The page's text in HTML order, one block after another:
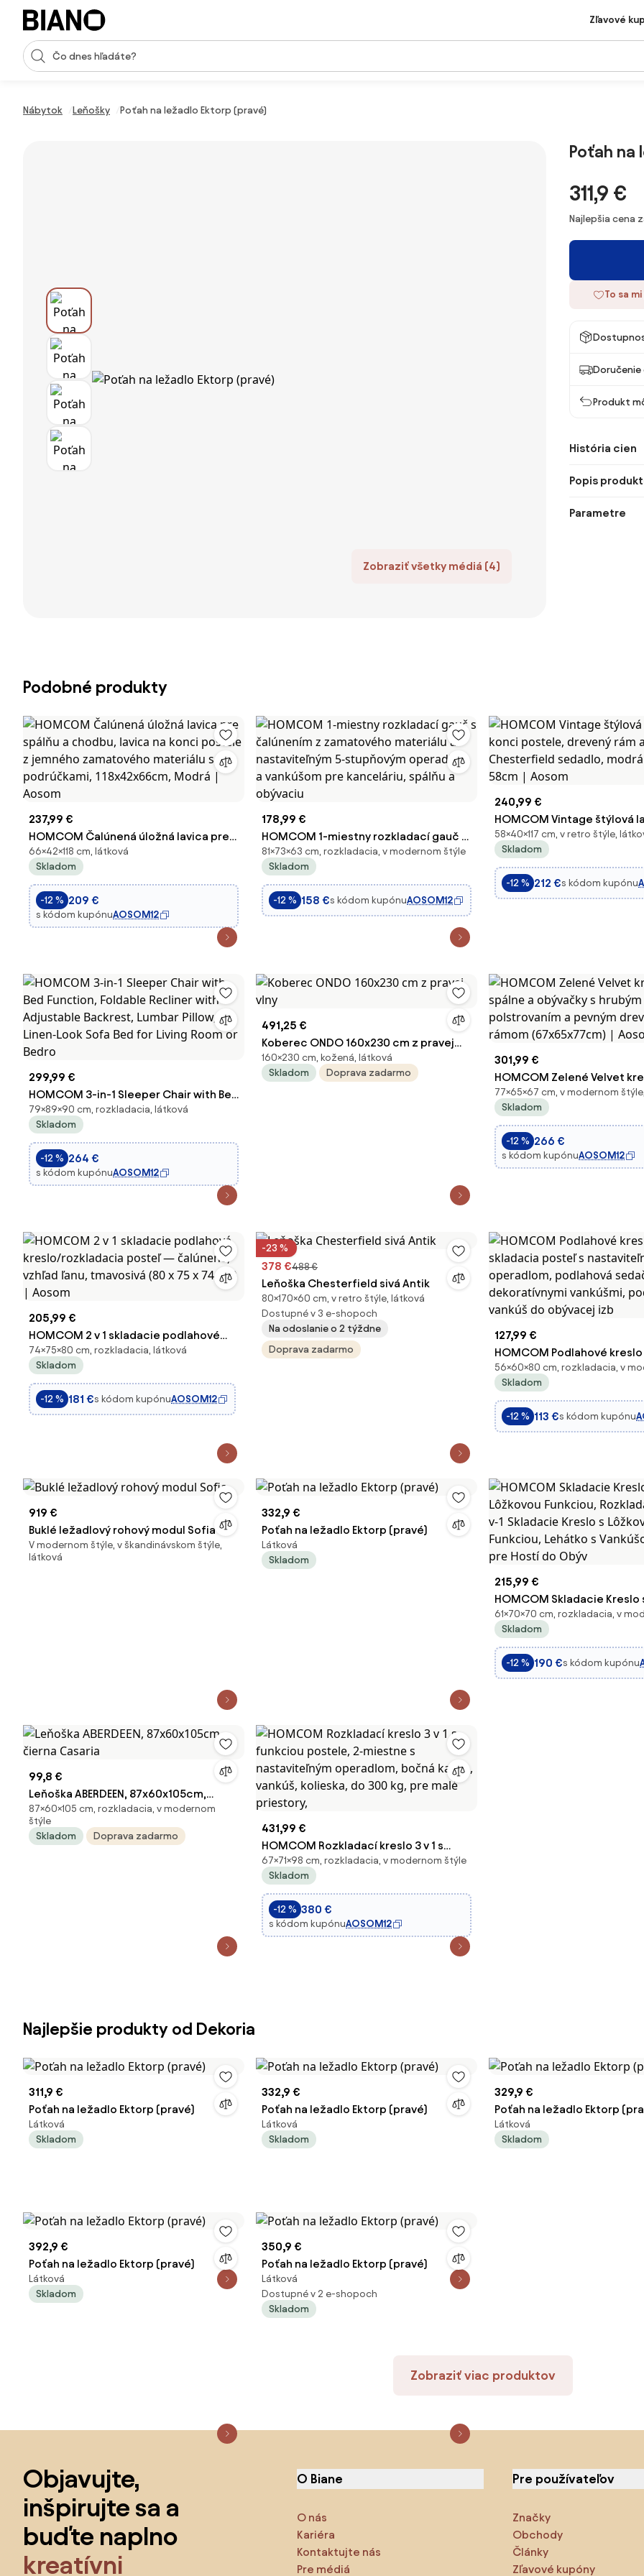
Preskočiť navigáciu, prejsť na obsah
Vstup pre vyhľadávanie
Zľavové
Nábytok Leňošky Poťah na ležadlo Ektorp (pravé)
Zobraziť všetky médiá (4)
Poťah na
311,9 €
Najlepšia cena
To sa
Doručenie
Produkt
História cien
Popis
Parametre
Podobné produkty
237,99 €
HOMCOM Čalúnená úložná lavica pre
spálňu a chodbu, lavica na konci
postele z jemného zamatového
materiálu s podrúčkami, 118x42x66cm,
Modrá | Aosom
66×42×118 cm, látková
Skladom
-12 % 209 €
s kódom kupónuAOSOM12
178,99 €
HOMCOM 1-miestny rozkladací gauč s
čalúnením z zamatového materiálu a
nastaviteľným 5-stupňovým
operadlom a vankúšom pre kanceláriu,
spálňu a obývaciu
81×73×63 cm, rozkladacia, v modernom štýle
Skladom
-12 % 158 €s kódom kupónuAOSOM12
240,99 €
HOMCOM Vintage štýlová
konci postele, drevený rám
Chesterfield sedadlo, modrá
58cm | Aosom
58×40×117 cm, v retro štýle,
Skladom
-12 % 212 €s kódom kupónu
299,99 €
HOMCOM 3-in-1 Sleeper Chair with Bed
Function, Foldable Recliner with
Adjustable Backrest, Lumbar Pillow,
Linen-Look Sofa Bed for Living Room or
Bedro
79×89×90 cm, rozkladacia, látková
Skladom
-12 % 264 €
s kódom kupónuAOSOM12
491,25 €
Koberec ONDO 160x230 cm z pravej
vlny
160×230 cm, kožená, látková
Skladom
Doprava zadarmo
301,99 €
HOMCOM Zelené Velvet
spálne a obývačky s hrubým
polstrovaním a pevným
rámom (67x65x77cm) |
77×65×67 cm, v modernom
Skladom
-12 % 266 €
s kódom kupónuAOSOM12
205,99 €
HOMCOM 2 v 1 skladacie podlahové
kreslo/rozkladacia posteľ — čalúnené,
vzhľad ľanu, tmavosivá (80 x 75 x 74
cm) | Aosom
74×75×80 cm, rozkladacia, látková
Skladom
-12 % 181 €s kódom kupónuAOSOM12
-23 %
378 €488 €
Leňoška Chesterfield sivá Antik
80×170×60 cm, v retro štýle, látková
Dostupné v 3 e-shopoch
Na odoslanie o 2 týždne
Doprava zadarmo
127,99 €
HOMCOM Podlahové kreslo
skladacia posteľ s
operadlom, podlahová
dekoratívnymi vankúšmi,
vankúš do obývacej izb
56×60×80 cm, rozkladacia, v
Skladom
-12 % 113 €s kódom kupónu
919 €
Buklé ležadlový rohový modul Sofia
V modernom štýle, v škandinávskom štýle,
látková
332,9 €
Poťah na ležadlo Ektorp (pravé)
Látková
Skladom
215,99 €
HOMCOM Skladacie Kreslo
Funkciou, Rozkladací Gauč,
Skladacie Kreslo s Lôžkovou
Lehátko s Vankúšom,
do Obýv
61×70×70 cm, rozkladacia, v
Skladom
-12 % 190 €s kódom kupónu
99,8 €
Leňoška ABERDEEN, 87x60x105cm,
čierna Casaria
87×60×105 cm, rozkladacia, v modernom
štýle
Skladom
Doprava zadarmo
431,99 €
HOMCOM Rozkladací kreslo 3 v 1 s
funkciou postele, 2-miestne s
nastaviteľným operadlom, bočná
kapsa, vankúš, kolieska, do 300 kg, pre
malé priestory,
67×71×98 cm, rozkladacia, v modernom štýle
Skladom
-12 % 380 €
s kódom kupónuAOSOM12
Najlepšie produkty od Dekoria
311,9 €
Poťah na ležadlo Ektorp (pravé)
Látková
Skladom
332,9 €
Poťah na ležadlo Ektorp (pravé)
Látková
Skladom
329,9 €
Poťah na ležadlo Ektorp
Látková
Skladom
392,9 €
Poťah na ležadlo Ektorp (pravé)
Látková
Skladom
350,9 €
Poťah na ležadlo Ektorp (pravé)
Látková
Dostupné v 2 e-shopoch
Skladom
Zobraziť viac produktov
Objavujte,
inšpirujte sa a
buďte naplno
kreatívni
O Biane
O nás
Kariéra
Kontaktujte nás
Pre médiá
Pre používateľov
Značky
Obchody
Články
Zľavové kupóny